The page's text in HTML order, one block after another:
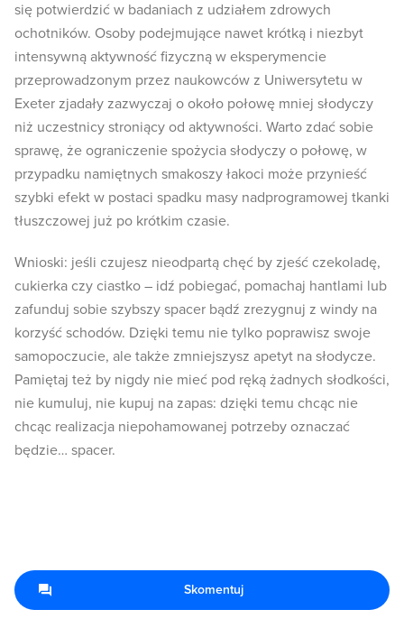
się potwierdzić w badaniach z udziałem zdrowych
ochotników. Osoby podejmujące nawet krótką i niezbyt
intensywną aktywność fizyczną w eksperymencie
przeprowadzonym przez naukowców z Uniwersytetu w
Exeter zjadały zazwyczaj o około połowę mniej słodyczy
niż uczestnicy stroniący od aktywności. Warto zdać sobie
sprawę, że ograniczenie spożycia słodyczy o połowę, w
przypadku namiętnych smakoszy łakoci może przynieść
szybki efekt w postaci spadku masy nadprogramowej tkanki
tłuszczowej już po krótkim czasie.
Wnioski: jeśli czujesz nieodpartą chęć by zjeść czekoladę,
cukierka czy ciastko – idź pobiegać, pomachaj hantlami lub
zafunduj sobie szybszy spacer bądź zrezygnuj z windy na
korzyść schodów. Dzięki temu nie tylko poprawisz swoje
samopoczucie, ale także zmniejszysz apetyt na słodycze.
Pamiętaj też by nigdy nie mieć pod ręką żadnych słodkości,
nie kumuluj, nie kupuj na zapas: dzięki temu chcąc nie
chcąc realizacja niepohamowanej potrzeby oznaczać
będzie… spacer.
Skomentuj